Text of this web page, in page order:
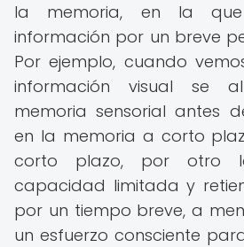
la memoria, en la
información por un breve
Por ejemplo, cuando
información visual se
memoria sensorial antes
en la memoria a corto
corto plazo, por otro
capacidad limitada y
por un tiempo breve, a
un esfuerzo consciente